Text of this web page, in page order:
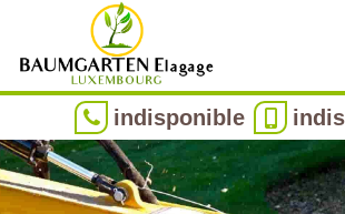
indisponible